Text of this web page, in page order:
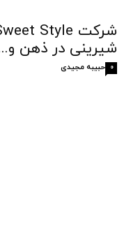
شیرینی در ذهن
حبیبه مجیدی 0